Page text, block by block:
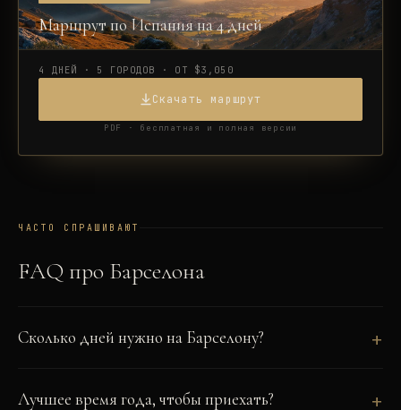
Маршрут по Испания на 4 дней
4 ДНЕЙ · 5 ГОРОДОВ · ОТ $3,050
Скачать маршрут
PDF · бесплатная и полная версии
ЧАСТО СПРАШИВАЮТ
FAQ про Барселона
Сколько дней нужно на Барселону?
Лучшее время года, чтобы приехать?